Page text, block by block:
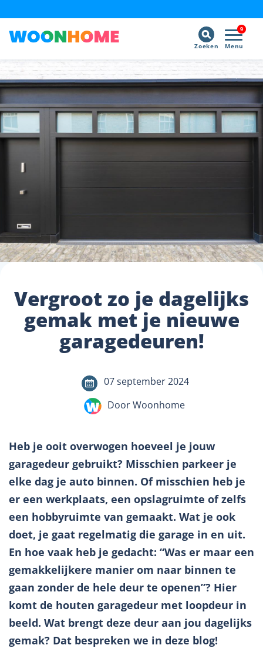
9
Menu
Zoeken
Vergroot zo je dagelijks
gemak met je nieuwe
garagedeuren!
07 september 2024
Door Woonhome
Heb je ooit overwogen hoeveel je jouw
garagedeur gebruikt? Misschien parkeer je
elke dag je auto binnen. Of misschien heb je
er een werkplaats, een opslagruimte of zelfs
een hobbyruimte van gemaakt. Wat je ook
doet, je gaat regelmatig die garage in en uit.
En hoe vaak heb je gedacht: “Was er maar een
gemakkelijkere manier om naar binnen te
gaan zonder de hele deur te openen”? Hier
komt de houten garagedeur met loopdeur in
beeld. Wat brengt deze deur aan jou dagelijks
gemak? Dat bespreken we in deze blog!